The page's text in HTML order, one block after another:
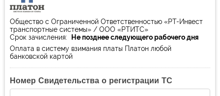
Общество c Ограниченной Ответственностью «РТ-Инвест
транспортные системы» / ООО «РТИТС»
Срок зачисления:
Не позднее следующего рабочего дня
Оплата в систему взимания платы Платон любой
банковской картой
Номер Свидетельства о регистрации ТС